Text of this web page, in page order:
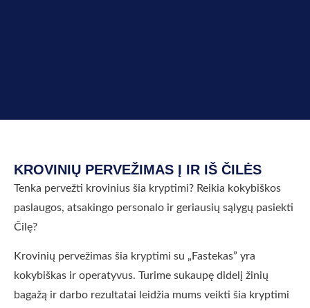
KROVINIŲ PERVEŽIMAS Į IR IŠ ČILĖS
Tenka pervežti krovinius šia kryptimi? Reikia kokybiškos
paslaugos, atsakingo personalo ir geriausių sąlygų pasiekti
Čilę?
Krovinių pervežimas šia kryptimi su „Fastekas” yra
kokybiškas ir operatyvus. Turime sukaupę didelį žinių
bagažą ir darbo rezultatai leidžia mums veikti šia kryptimi